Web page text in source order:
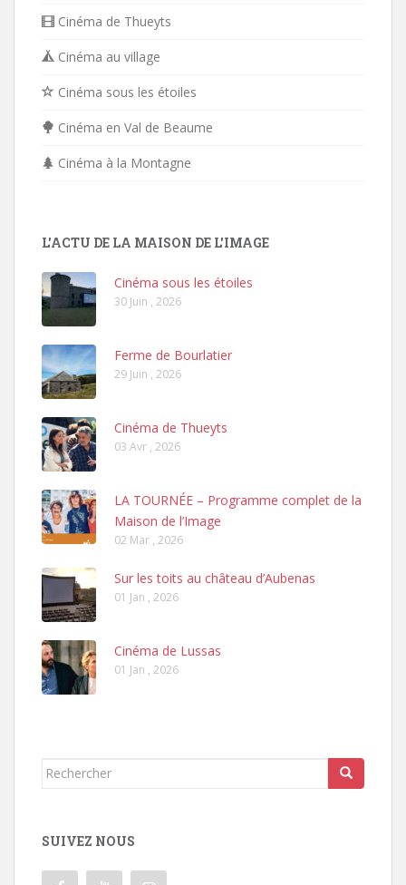
Cinéma de Thueyts
Cinéma au village
Cinéma sous les étoiles
Cinéma en Val de Beaume
Cinéma à la Montagne
L'ACTU DE LA MAISON DE L'IMAGE
Cinéma sous les étoiles
30 Juin , 2026
Ferme de Bourlatier
29 Juin , 2026
Cinéma de Thueyts
03 Avr , 2026
LA TOURNÉE – Programme complet de la
Maison de l’Image
02 Mar , 2026
Sur les toits au château d’Aubenas
01 Jan , 2026
Cinéma de Lussas
01 Jan , 2026
Rechercher...
SUIVEZ NOUS